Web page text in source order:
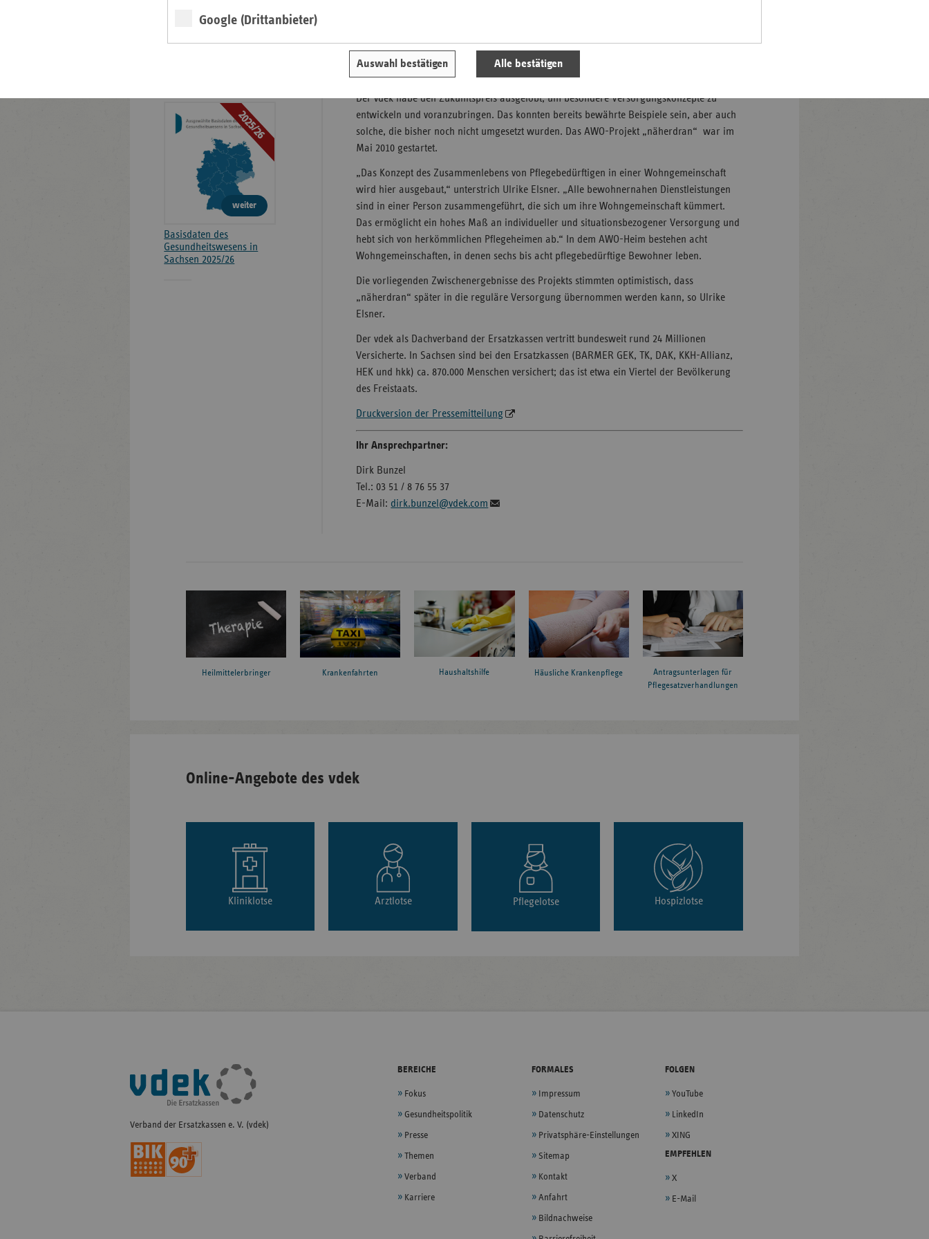
Google (Drittanbieter)
Auswahl bestätigen Alle bestätigen
Anhalt
Schleswig-
Holstein
und der Versorgung. Gefragt sind innovative Angebote für Menschen mit
Der vdek habe den Zukunftspreis ausgelobt, um besondere Versorgungskonzepte zu
entwickeln und voranzubringen. Das konnten bereits bewährte Beispiele sein, aber auch
solche, die bisher noch nicht umgesetzt wurden. Das AWO-Projekt „näherdran“ war im
Mai 2010 gestartet.
„Das Konzept des Zusammenlebens von Pflegebedürftigen in einer Wohngemeinschaft
wird hier ausgebaut,“ unterstrich Ulrike Elsner. „Alle bewohnernahen Dienstleistungen
sind in einer Person zusammengeführt, die sich um ihre Wohngemeinschaft kümmert.
Das ermöglicht ein hohes Maß an individueller und situationsbezogener Versorgung und
hebt sich von herkömmlichen Pflegeheimen ab.“ In dem AWO-Heim bestehen acht
Wohngemeinschaften, in denen sechs bis acht pflegebedürftige Bewohner leben.
Die vorliegenden Zwischenergebnisse des Projekts stimmten optimistisch, dass
„näherdran“ später in die reguläre Versorgung übernommen werden kann, so Ulrike
Elsner.
Der vdek als Dachverband der Ersatzkassen vertritt bundesweit rund 24 Millionen
Versicherte. In Sachsen sind bei den Ersatzkassen (BARMER GEK, TK, DAK, KKH-Allianz,
HEK und hkk) ca. 870.000 Menschen versichert; das ist etwa ein Viertel der Bevölkerung
des Freistaats.
Druckversion der Pressemitteilung
Ihr Ansprechpartner:
Dirk Bunzel
Tel.: 03 51 / 8 76 55 37
E-Mail: dirk.bunzel@vdek.com
Kontakt und Anfahrt
2025/26
weiter
Basisdaten des
Gesundheitswesens in
Sachsen 2025/26
Heilmittelerbringer Krankenfahrten Haushaltshilfe Häusliche Krankenpflege
Antragsunterlagen für
Pflegesatzverhandlungen
Online-Angebote des vdek
Kliniklotse Arztlotse Pflegelotse Hospizlotse
Fußleisten-
Navigation
Verband der Ersatzkassen e. V. (vdek)
BEREICHE
Fokus
Gesundheitspolitik
Presse
Themen
Verband
Karriere
FORMALES
Impressum
Datenschutz
Privatsphäre-Einstellungen
Sitemap
Kontakt
Anfahrt
Bildnachweise
FOLGEN
YouTube
LinkedIn
XING
EMPFEHLEN
X
E-Mail